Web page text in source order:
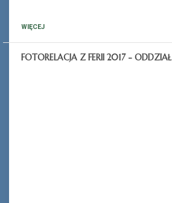
WIĘCEJ
FOTORELACJA Z FERII 2017 - ODDZIAŁ